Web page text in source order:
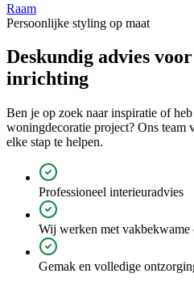
Raam
Persoonlijke styling op maat
Deskundig advies
inrichting
Ben je op zoek naar inspiratie of
woningdecoratie project? Ons team
elke stap te helpen.
Professioneel interieuradvies
Wij werken met vakbekwame
Gemak en volledige